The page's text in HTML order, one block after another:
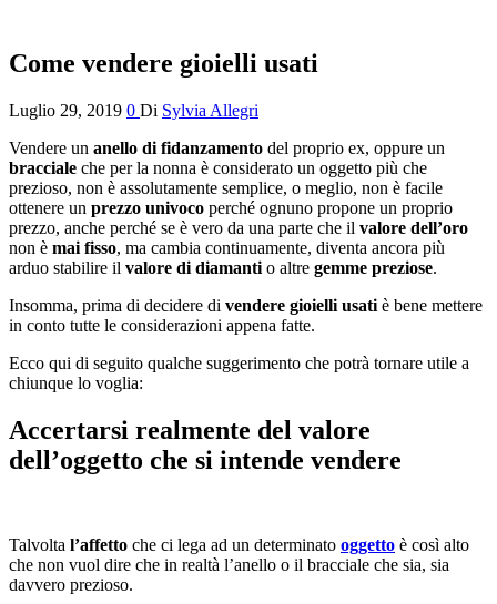
Come vendere gioielli usati
Luglio 29, 2019 0 Di Sylvia Allegri
Vendere un anello di fidanzamento del proprio ex, oppure un
bracciale che per la nonna è considerato un oggetto più che
prezioso, non è assolutamente semplice, o meglio, non è facile
ottenere un prezzo univoco perché ognuno propone un proprio
prezzo, anche perché se è vero da una parte che il valore dell’oro
non è mai fisso, ma cambia continuamente, diventa ancora più
arduo stabilire il valore di diamanti o altre gemme preziose.
Insomma, prima di decidere di vendere gioielli usati è bene mettere
in conto tutte le considerazioni appena fatte.
Ecco qui di seguito qualche suggerimento che potrà tornare utile a
chiunque lo voglia:
Accertarsi realmente del valore
dell’oggetto che si intende vendere
Talvolta l’affetto che ci lega ad un determinato oggetto è così alto
che non vuol dire che in realtà l’anello o il bracciale che sia, sia
davvero prezioso.